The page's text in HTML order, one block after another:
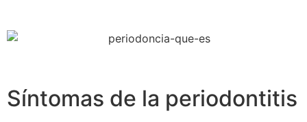
Síntomas de la periodontitis